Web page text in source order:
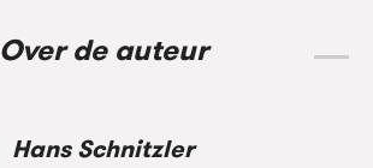
Over de auteur
Hans Schnitzler